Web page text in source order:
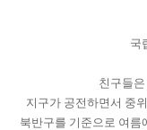
국
친구들
지구가 공전하면서 중
북반구를 기준으로 여름